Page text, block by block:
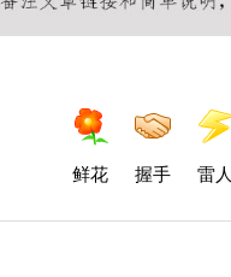
鲜花 握手 雷